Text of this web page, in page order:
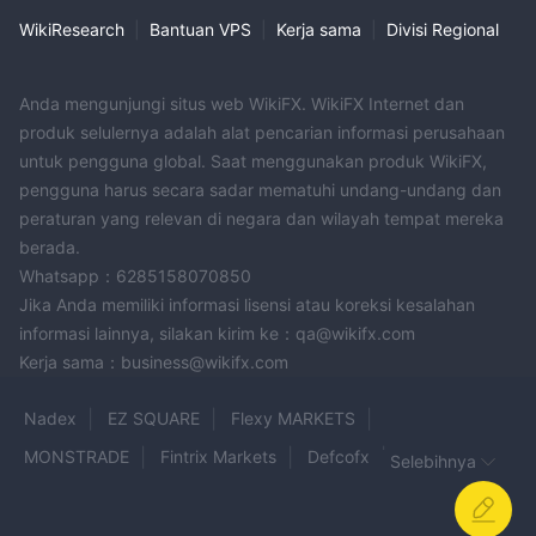
pedagang karena kurangnya peraturan dan pengawasan yang
legitimasi dan potensi penipuannya. ketika MetaTrader 4
menyediakan berbagai instrumen pasar seperti valas,
komoditas, indeks, saham, dan mata uang kripto, pedagang
ditawarkan melayani preferensi pedagang yang berbeda, tetapi
penting untuk dicatat bahwa platform kurang transparan
mengenai operasinya. MetaTrader 4 menawarkan opsi leverage
dan spread mulai dari 0,5 pips, tetapi komisi dan persyaratan
deposit minimum berbeda-beda tergantung broker yang dipilih.
deposit dan penarikan, dengan proses penarikan yang cepat.
MetaTrader 4 adalah platform perdagangan yang banyak
digunakan dan terkenal dengan fitur-fiturnya yang kuat dan
antarmuka yang ramah pengguna, mendukung alat analisis
WikiResearch Bantuan VPS Kerja sama Divisi Regional
Anda mengunjungi situs web WikiFX. WikiFX Internet dan
produk selulernya adalah alat pencarian informasi perusahaan
untuk pengguna global. Saat menggunakan produk WikiFX,
pengguna harus secara sadar mematuhi undang-undang dan
peraturan yang relevan di negara dan wilayah tempat mereka
berada.
Whatsapp：6285158070850
Jika Anda memiliki informasi lisensi atau koreksi kesalahan
informasi lainnya, silakan kirim ke：qa@wikifx.com
Kerja sama：business@wikifx.com
Nadex EZ SQUARE
Flexy MARKETS
MONSTRADE
Fintrix Markets
Defcofx
Selebihnya